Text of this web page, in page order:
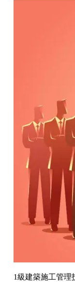
1級建築施工管理